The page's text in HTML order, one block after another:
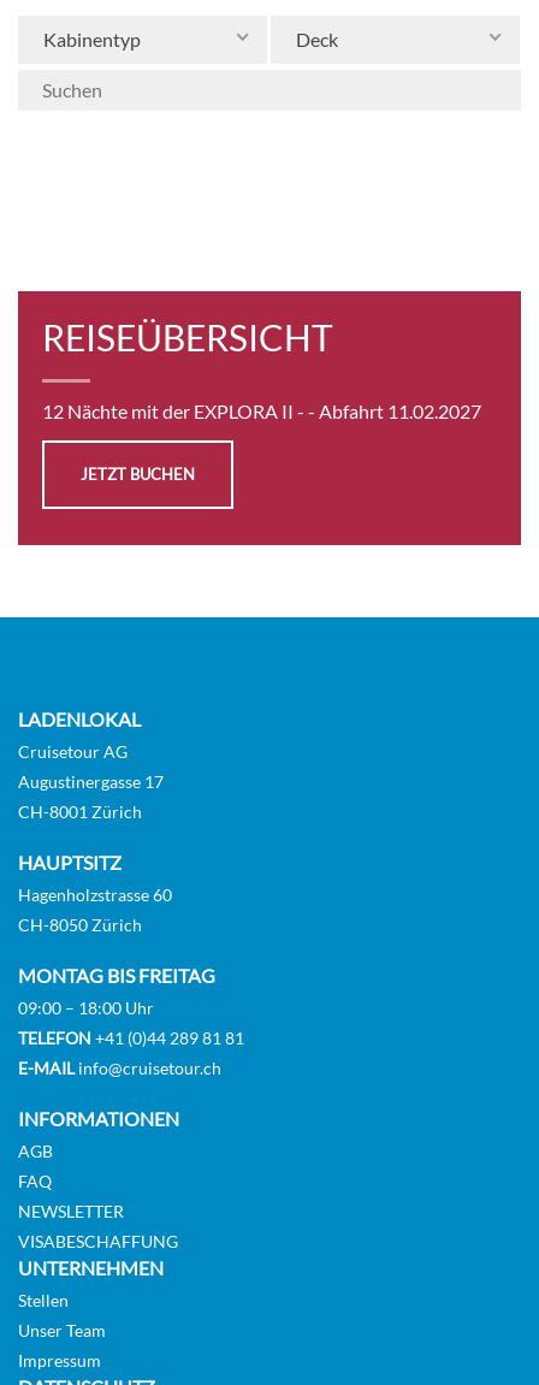
Kabinentyp Deck
REISEÜBERSICHT
12 Nächte mit der EXPLORA II - - Abfahrt 11.02.2027
JETZT BUCHEN
LADENLOKAL
Cruisetour AG
Augustinergasse 17
CH-8001 Zürich
HAUPTSITZ
Hagenholzstrasse 60
CH-8050 Zürich
MONTAG BIS FREITAG
09:00 – 18:00 Uhr
TELEFON +41 (0)44 289 81 81
E-MAILinfo@cruisetour.ch
INFORMATIONEN
AGB
FAQ
NEWSLETTER
VISABESCHAFFUNG
UNTERNEHMEN
Stellen
Unser Team
Impressum